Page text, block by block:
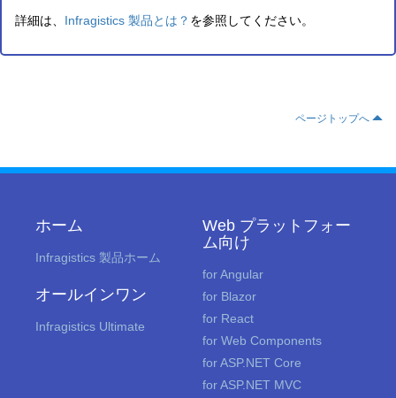
詳細は、 Infragistics 製品とは？ を参照してください。
ページトップへ
ホーム
Infragistics 製品ホーム
オールインワン
Infragistics Ultimate
Web プラットフォー
ム向け
for Angular
for Blazor
for React
for Web Components
for ASP.NET Core
for ASP.NET MVC